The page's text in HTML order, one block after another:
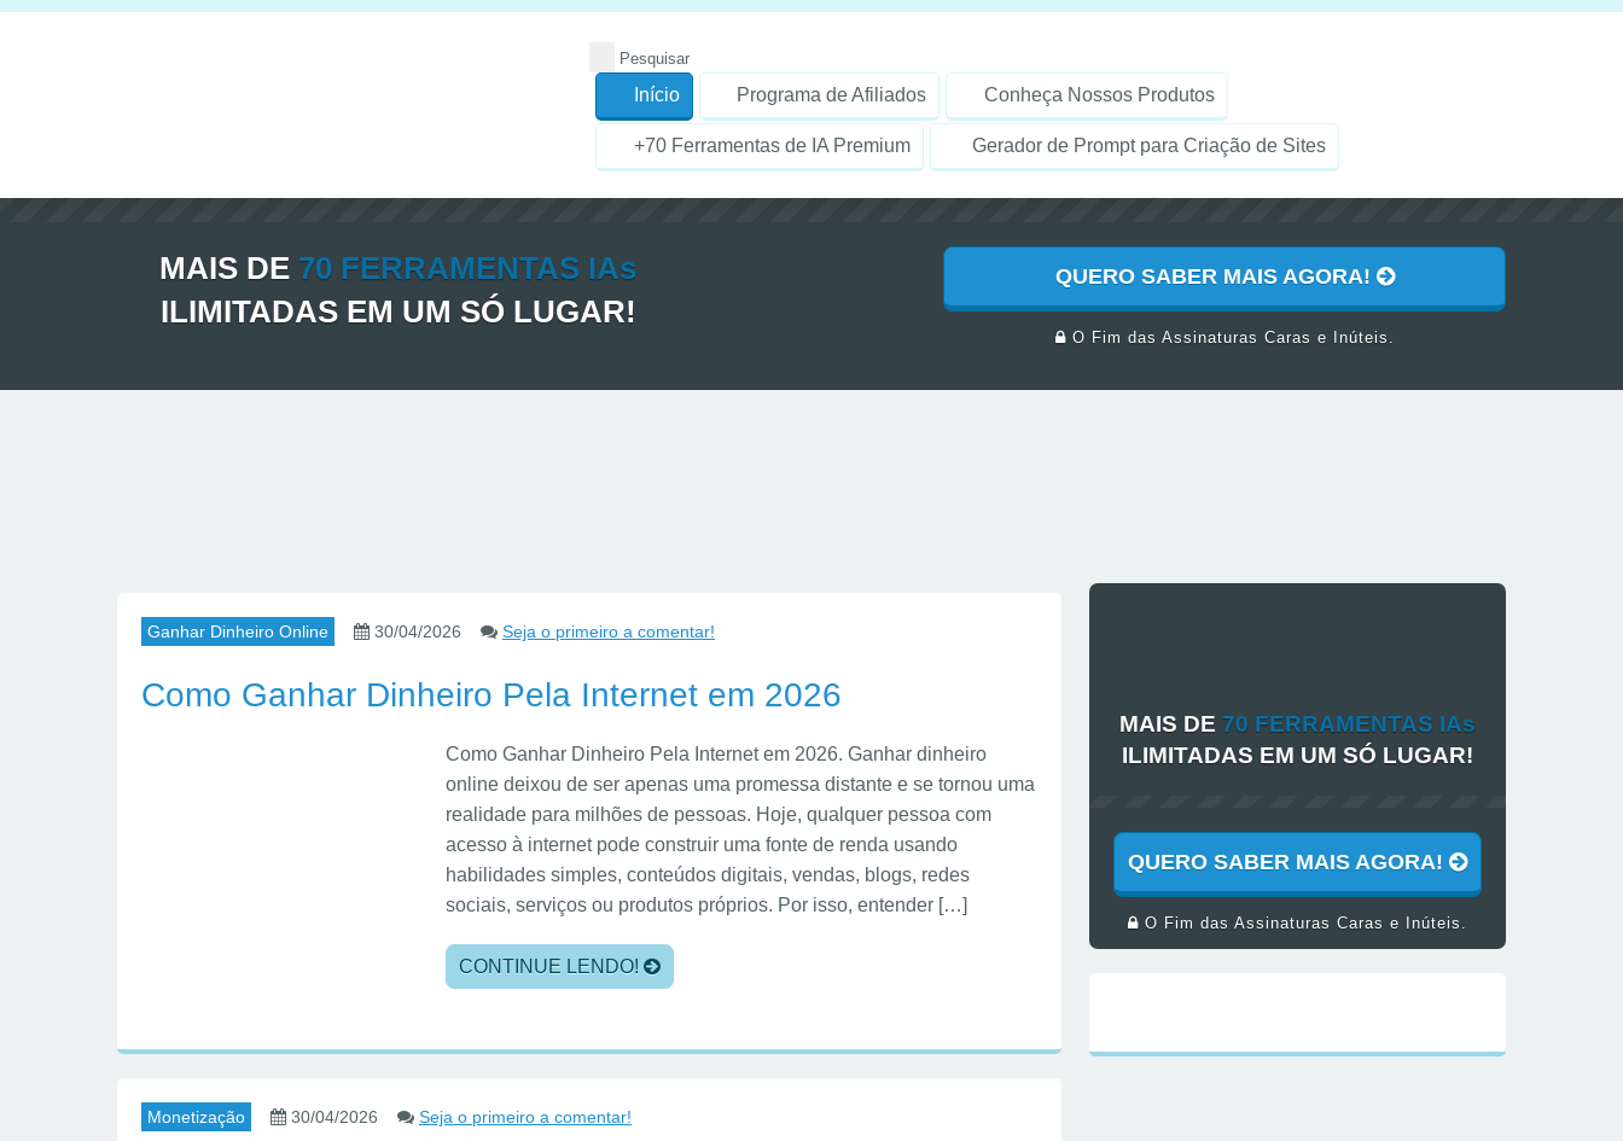
Início Programa de Afiliados Conheça Nossos Produtos
+70 Ferramentas de IA Premium Gerador de Prompt para Criação de Sites
MAIS DE 70 FERRAMENTAS IAs
ILIMITADAS EM UM SÓ LUGAR!
QUERO SABER MAIS AGORA!
O Fim das Assinaturas Caras e Inúteis.
Ganhar Dinheiro Online 30/04/2026 Seja o primeiro a comentar!
Como Ganhar Dinheiro Pela Internet em 2026
Como Ganhar Dinheiro Pela Internet em 2026. Ganhar dinheiro
online deixou de ser apenas uma promessa distante e se tornou uma
realidade para milhões de pessoas. Hoje, qualquer pessoa com
acesso à internet pode construir uma fonte de renda usando
habilidades simples, conteúdos digitais, vendas, blogs, redes
sociais, serviços ou produtos próprios. Por isso, entender […]
CONTINUE LENDO!
Monetização 30/04/2026 Seja o primeiro a comentar!
MAIS DE 70 FERRAMENTAS IAs
ILIMITADAS EM UM SÓ LUGAR!
QUERO SABER MAIS AGORA!
O Fim das Assinaturas Caras e Inúteis.